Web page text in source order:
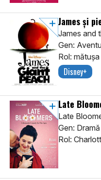
James și
James and
Gen:
Rol:
Disney+
Late
Late
Gen: Dramă
Rol: